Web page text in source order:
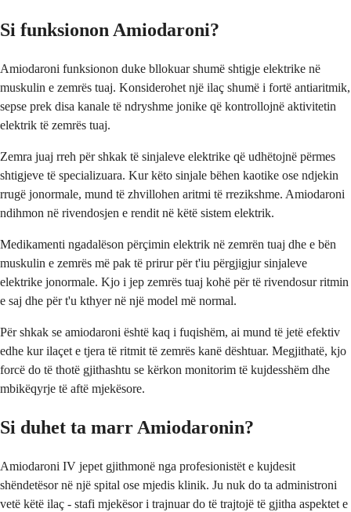
Si funksionon Amiodaroni?
Amiodaroni funksionon duke bllokuar shumë shtigje elektrike në
muskulin e zemrës tuaj. Konsiderohet një ilaç shumë i fortë antiaritmik,
sepse prek disa kanale të ndryshme jonike që kontrollojnë aktivitetin
elektrik të zemrës tuaj.
Zemra juaj rreh për shkak të sinjaleve elektrike që udhëtojnë përmes
shtigjeve të specializuara. Kur këto sinjale bëhen kaotike ose ndjekin
rrugë jonormale, mund të zhvillohen aritmi të rrezikshme. Amiodaroni
ndihmon në rivendosjen e rendit në këtë sistem elektrik.
Medikamenti ngadalëson përçimin elektrik në zemrën tuaj dhe e bën
muskulin e zemrës më pak të prirur për t'iu përgjigjur sinjaleve
elektrike jonormale. Kjo i jep zemrës tuaj kohë për të rivendosur ritmin
e saj dhe për t'u kthyer në një model më normal.
Për shkak se amiodaroni është kaq i fuqishëm, ai mund të jetë efektiv
edhe kur ilaçet e tjera të ritmit të zemrës kanë dështuar. Megjithatë, kjo
forcë do të thotë gjithashtu se kërkon monitorim të kujdesshëm dhe
mbikëqyrje të aftë mjekësore.
Si duhet ta marr Amiodaronin?
Amiodaroni IV jepet gjithmonë nga profesionistët e kujdesit
shëndetësor në një spital ose mjedis klinik. Ju nuk do ta administroni
vetë këtë ilaç - stafi mjekësor i trajnuar do të trajtojë të gjitha aspektet e